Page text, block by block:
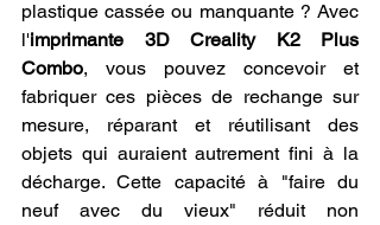
plastique cassée ou manquante ? Avec
l'imprimante 3D Creality K2 Plus
Combo, vous pouvez concevoir et
fabriquer ces pièces de rechange sur
mesure, réparant et réutilisant des
objets qui auraient autrement fini à la
décharge. Cette capacité à "faire du
neuf avec du vieux" réduit non